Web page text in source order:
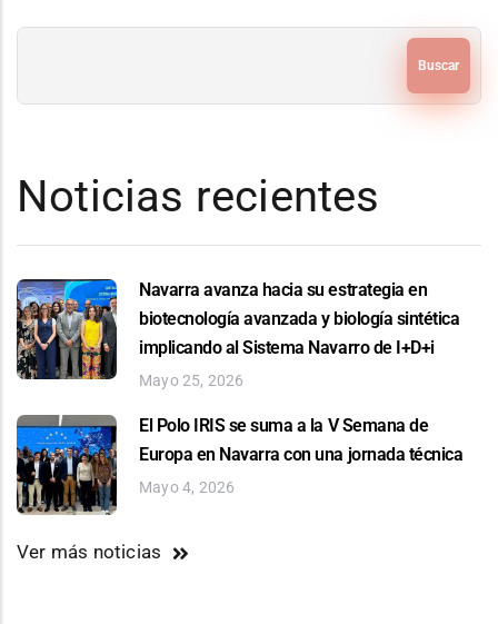
Noticias recientes
Navarra avanza hacia su estrategia en
biotecnología avanzada y biología sintética
implicando al Sistema Navarro de I+D+i
Mayo 25, 2026
El Polo IRIS se suma a la V Semana de
Europa en Navarra con una jornada técnica
Mayo 4, 2026
Ver más noticias